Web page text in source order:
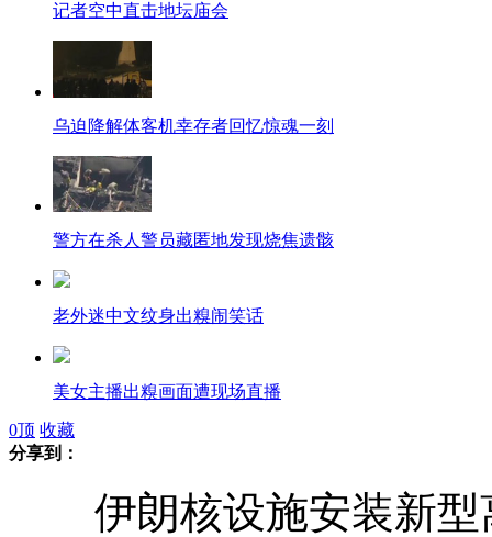
记者空中直击地坛庙会
乌迫降解体客机幸存者回忆惊魂一刻
警方在杀人警员藏匿地发现烧焦遗骸
老外迷中文纹身出糗闹笑话
美女主播出糗画面遭现场直播
盘点记者现场连线遭遇各种糗事
0顶 收藏
分享到：
伊朗核设施安装新型